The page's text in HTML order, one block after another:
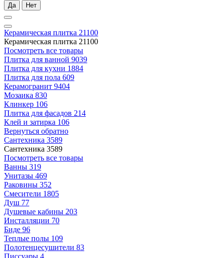
Да Нет
Керамическая плитка 21100
Керамическая плитка 21100
Посмотреть все товары
Плитка для ванной 9039
Плитка для кухни 1884
Плитка для пола 609
Керамогранит 9404
Мозаика 830
Клинкер 106
Плитка для фасадов 214
Клей и затирка 106
Вернуться обратно
Сантехника 3589
Сантехника 3589
Посмотреть все товары
Ванны 319
Унитазы 469
Раковины 352
Смесители 1805
Душ 77
Душевые кабины 203
Инсталляции 70
Биде 96
Теплые полы 109
Полотенцесушители 83
Писсуары 4